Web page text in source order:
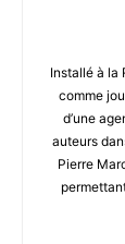
Installé à la
comme
d’une
auteurs
Pierre